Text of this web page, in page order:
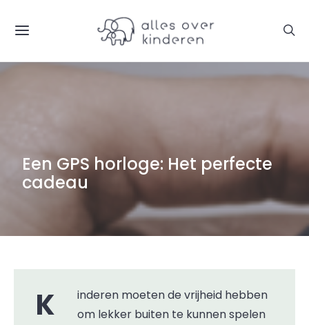
Een GPS horloge: Het perfecte
cadeau
Kinderen moeten de vrijheid hebben
om lekker buiten te kunnen spelen